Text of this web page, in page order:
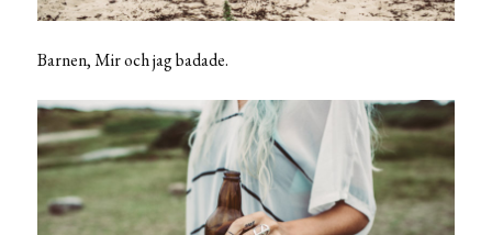
Barnen, Mir och jag badade.